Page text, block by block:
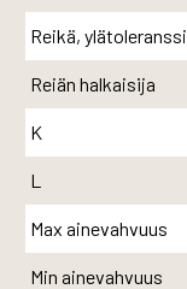
Reikä, ylätoleranssi
Reiän halkaisija
K
L
Max ainevahvuus
Min ainevahvuus